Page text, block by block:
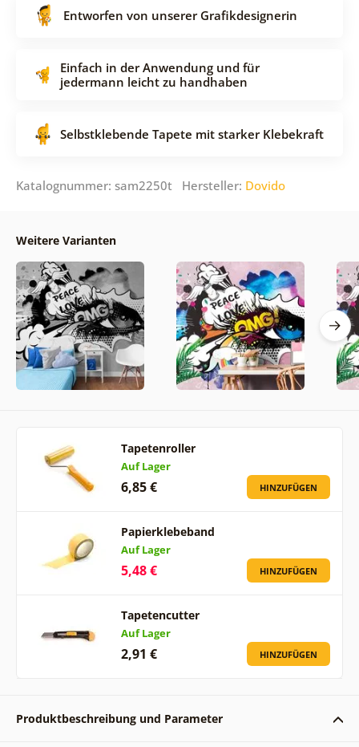
Entworfen von unserer Grafikdesignerin
Einfach in der Anwendung und für
jedermann leicht zu handhaben
Selbstklebende Tapete mit starker Klebekraft
Katalognummer: sam2250t Hersteller: Dovido
Weitere Varianten
Tapetenroller
Auf Lager
6,85 € HINZUFÜGEN
Papierklebeband
Auf Lager
5,48 € HINZUFÜGEN
Tapetencutter
Auf Lager
2,91 € HINZUFÜGEN
Produktbeschreibung und Parameter